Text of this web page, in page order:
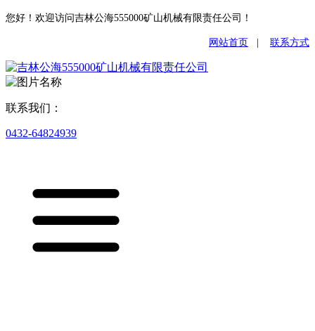
您好！欢迎访问吉林公海555000矿山机械有限责任公司！
网站首页 联系方式
联系我们：
0432-64824939